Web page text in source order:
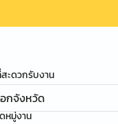
ะดวกรับงาน
กจังหวัด
หมู่งาน